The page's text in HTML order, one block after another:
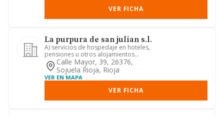
VER FICHA
La purpura de san julian s.l.
A) servicios de hospedaje en hoteles,
pensiones u otros alojamientos
turisticos, asi como los servi...
Calle Mayor, 39, 26376,
Sojuela Rioja, Rioja
VER EN MAPA
VER FICHA